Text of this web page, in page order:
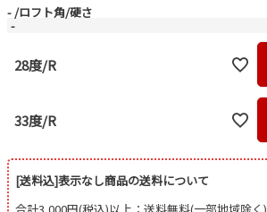
- ロフト角/硬さ
-
28度/R
33度/R
[送料込]表示なし商品の送料について